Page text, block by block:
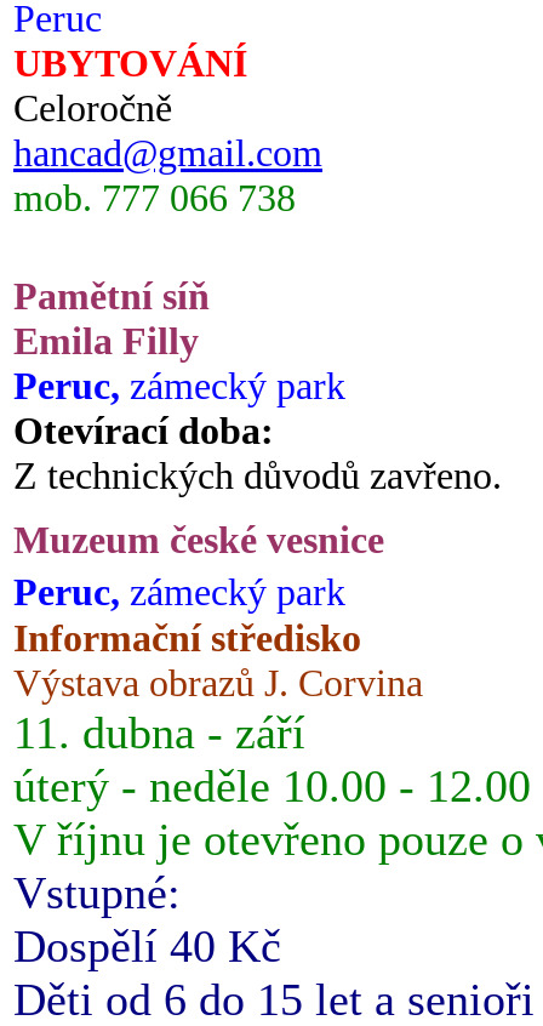
Peruc
UBYTOVÁNÍ
Celoročně
hancad@gmail.com
mob. 777 066 738
Pamětní síň
Emila Filly
Peruc, zámecký park
Otevírací doba:
Z technických důvodů zavřeno.
Muzeum české vesnice
Peruc, zámecký park
Informační středisko
Výstava obrazů J. Corvina
11. dubna - září
úterý - neděle 10.00 -
V říjnu je otevřeno pouze o
Vstupné:
Dospělí 40 Kč
Děti od 6 do 15 let a